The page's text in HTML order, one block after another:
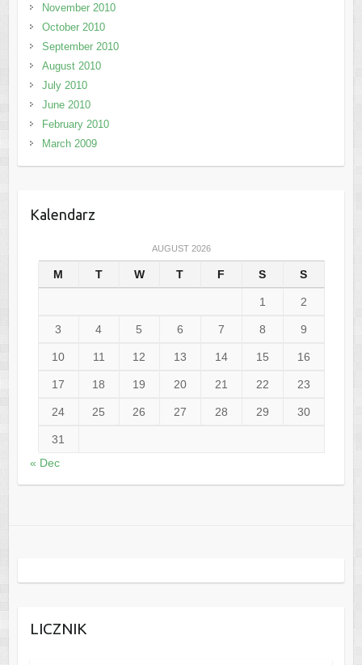
November 2010
October 2010
September 2010
August 2010
July 2010
June 2010
February 2010
March 2009
Kalendarz
AUGUST 2026
M T W T F S S
1 2
3 4 5 6 7 8 9
10 11 12 13 14 15 16
17 18 19 20 21 22 23
24 25 26 27 28 29 30
31
« Dec
LICZNIK